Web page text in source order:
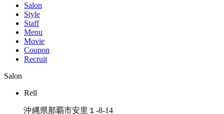
Salon
Style
Staff
Menu
Movie
Coupon
Recruit
Salon
Rell
沖縄県那覇市安里１-8-14